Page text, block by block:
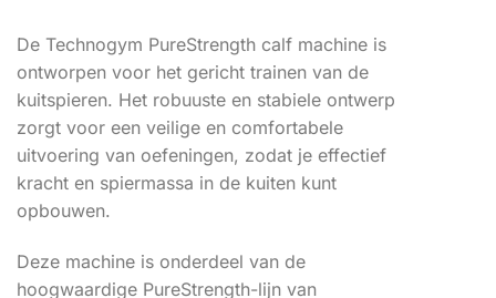
De Technogym PureStrength calf machine is
ontworpen voor het gericht trainen van de
kuitspieren. Het robuuste en stabiele ontwerp
zorgt voor een veilige en comfortabele
uitvoering van oefeningen, zodat je effectief
kracht en spiermassa in de kuiten kunt
opbouwen.
Deze machine is onderdeel van de
hoogwaardige PureStrength-lijn van